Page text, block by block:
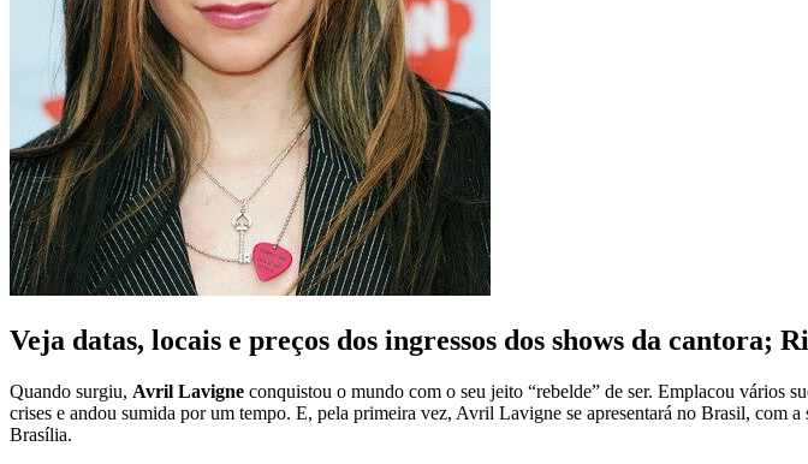
Veja datas, locais e preços dos ingressos dos shows da
Quando surgiu, Avril Lavigne conquistou o mundo com o seu jeito “rebelde” de ser. Emplacou vários
crises e andou sumida por um tempo. E, pela primeira vez, Avril Lavigne se apresentará no Brasil, com
Brasília.